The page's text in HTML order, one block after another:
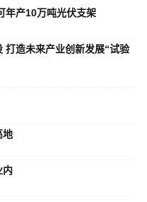
年产10万吨光伏支架
打造未来产业创新发展“试验
地
内